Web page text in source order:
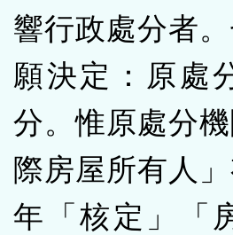
響行政處分者
願決定：原處
分。惟原處分
際房屋所有人
年「核定」「